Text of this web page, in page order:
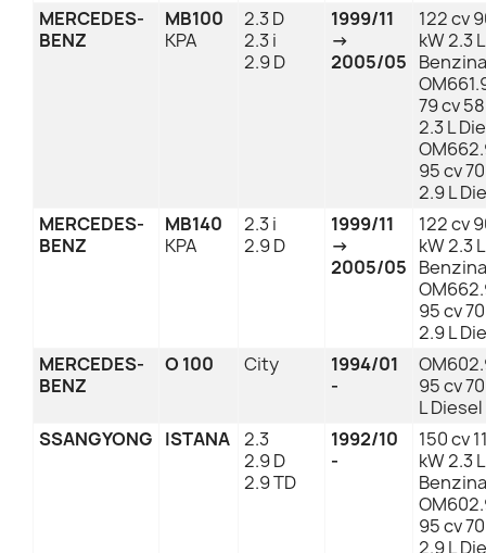
MERCEDES-
BENZ
MB100
KPA
2.3 D
2.3 i
2.9 D
1999/11
→
2005/05
122 cv
kW 2.3 L
Benzina
79 cv
2.3 L
95 cv
2.9 L
MERCEDES-
BENZ
MB140
KPA
2.3 i
2.9 D
1999/11
→
2005/05
122 cv
kW 2.3 L
Benzina
95 cv
2.9 L
MERCEDES-
BENZ
O 100 City
1994/01
-
95 cv
L Diesel
SSANGYONG ISTANA
2.3
2.9 D
2.9 TD
1992/10
-
150 cv
kW 2.3 L
Benzina
95 cv
2.9 L